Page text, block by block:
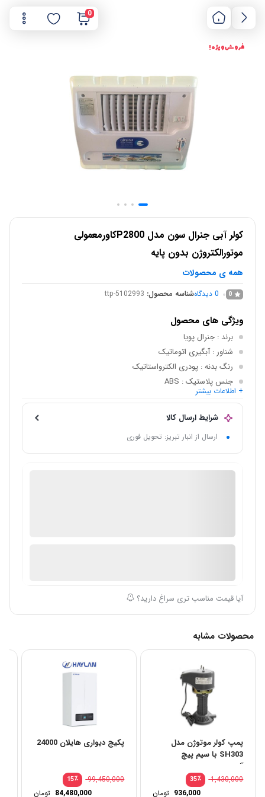
0
فروش ویژه !
کولر آبی جنرال سون مدل P2800کاورمعمولی
موتورالکتروژن بدون پایه
همه ی محصولات
0
0 دیدگاهشناسه محصول: ttp-5102993
ویژگی های محصول
برند : جنرال پویا
شناور : آبگیری اتوماتیک
رنگ بدنه: پودری الکترواستاتیک
جنس پلاستیک: ABS
ولتاژ ورودی برق
جنس بدنه
: گالوانیزه
+ اطلاعات بیشتر
شرایط ارسال کالا
ارسال از انبار تبریز: تحویل فوری
آیا قیمت مناسب تری سراغ دارید؟
محصولات مشابه
پمپ کولر موتوژن مدل
SH303 با سیم پیچ
آلمینیومی
٪35 1,430,000
قیمت 936,000 تومان
پکیج دیواری هایلان 24000
٪15 99,450,000
قیمت 84,480,000 تومان